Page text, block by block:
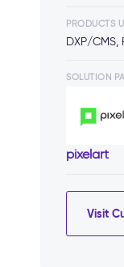
PRODUCTS
DXP/CMS,
SOLUTION
pixelart
Visit